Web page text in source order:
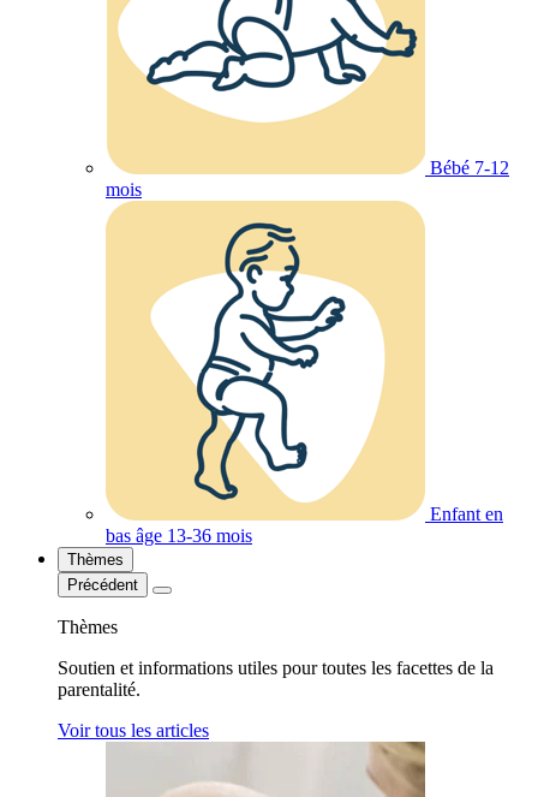
Bébé 7-12
mois
Enfant en
bas âge 13-36 mois
Thèmes
Précédent
Thèmes
Soutien et informations utiles pour toutes les facettes de la
parentalité.
Voir tous les articles